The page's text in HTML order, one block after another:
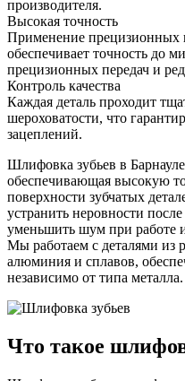
производителя.
Высокая точность
Применение прецизионных
обеспечивает точность до
прецизионных передач и
Контроль качества
Каждая деталь проходит
шероховатости, что
зацеплений.
Шлифовка зубьев в
обеспечивающая высокую
поверхности зубчатых
устранить неровности
уменьшить шум при работе
Мы работаем с деталями из
алюминия и сплавов,
независимо от типа металла.
Что такое